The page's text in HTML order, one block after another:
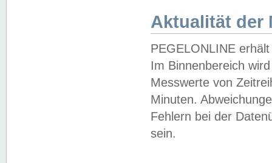
Aktualität der
PEGELONLINE
Im Binnenbereich
Messwerte von
Minuten.
Fehlern bei der
sein.